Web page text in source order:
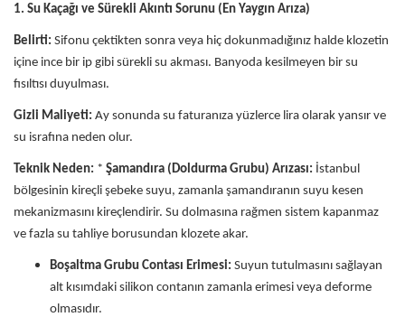
1. Su Kaçağı ve Sürekli Akıntı Sorunu (En Yaygın Arıza)
Belirti: Sifonu çektikten sonra veya hiç dokunmadığınız halde klozetin
içine ince bir ip gibi sürekli su akması. Banyoda kesilmeyen bir su
fısıltısı duyulması.
Gizli Maliyeti: Ay sonunda su faturanıza yüzlerce lira olarak yansır ve
su israfına neden olur.
Teknik Neden: * Şamandıra (Doldurma Grubu) Arızası: İstanbul
bölgesinin kireçli şebeke suyu, zamanla şamandıranın suyu kesen
mekanizmasını kireçlendirir. Su dolmasına rağmen sistem kapanmaz
ve fazla su tahliye borusundan klozete akar.
Boşaltma Grubu Contası Erimesi: Suyun tutulmasını sağlayan
alt kısımdaki silikon contanın zamanla erimesi veya deforme
olmasıdır.